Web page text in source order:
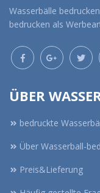
Wasserbälle
bedrucken als
ÜBER
bedruckte
Über Wasserball-
Preis&Lieferung